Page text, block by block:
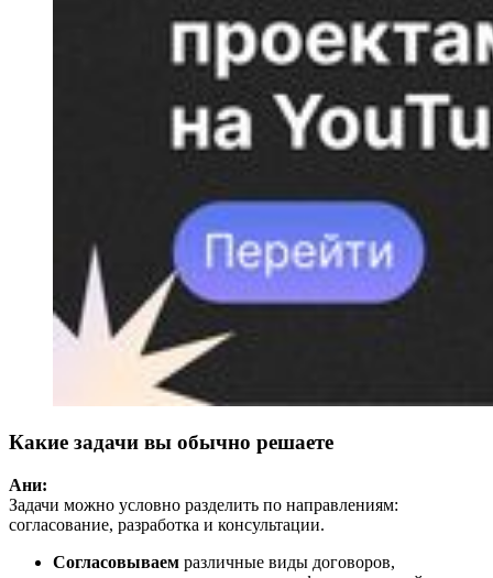
Какие задачи вы обычно решаете
Ани:
Задачи можно условно разделить по направлениям:
согласование, разработка и консультации.
Согласовываем различные виды договоров,